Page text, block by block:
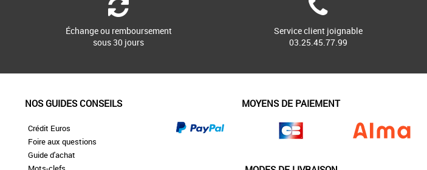
Échange ou remboursement
sous 30 jours
Service client joignable
03.25.45.77.99
NOS GUIDES CONSEILS
Crédit Euros
Foire aux questions
Guide d'achat
MOYENS DE PAIEMENT